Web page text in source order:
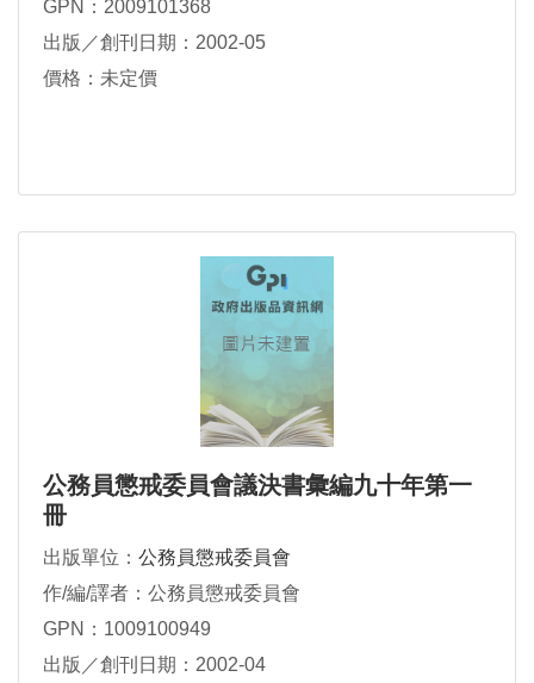
GPN：2009101368
出版／創刊日期：2002-05
價格：未定價
公務員懲戒委員會議決書彙編九十年第一
冊
出版單位： 公務員懲戒委員會
作/編/譯者：公務員懲戒委員會
GPN：1009100949
出版／創刊日期：2002-04